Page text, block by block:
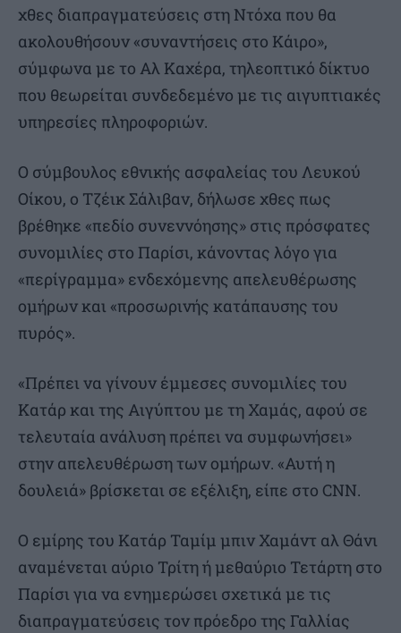
χθες διαπραγματεύσεις στη Ντόχα που θα
ακολουθήσουν «συναντήσεις στο Κάιρο»,
σύμφωνα με το Αλ Καχέρα, τηλεοπτικό δίκτυο
που θεωρείται συνδεδεμένο με τις αιγυπτιακές
υπηρεσίες πληροφοριών.
Ο σύμβουλος εθνικής ασφαλείας του Λευκού
Οίκου, ο Τζέικ Σάλιβαν, δήλωσε χθες πως
βρέθηκε «πεδίο συνεννόησης» στις πρόσφατες
συνομιλίες στο Παρίσι, κάνοντας λόγο για
«περίγραμμα» ενδεχόμενης απελευθέρωσης
ομήρων και «προσωρινής κατάπαυσης του
πυρός».
«Πρέπει να γίνουν έμμεσες συνομιλίες του
Κατάρ και της Αιγύπτου με τη Χαμάς, αφού σε
τελευταία ανάλυση πρέπει να συμφωνήσει»
στην απελευθέρωση των ομήρων. «Αυτή η
δουλειά» βρίσκεται σε εξέλιξη, είπε στο CNN.
Ο εμίρης του Κατάρ Ταμίμ μπιν Χαμάντ αλ Θάνι
αναμένεται αύριο Τρίτη ή μεθαύριο Τετάρτη στο
Παρίσι για να ενημερώσει σχετικά με τις
διαπραγματεύσεις τον πρόεδρο της Γαλλίας